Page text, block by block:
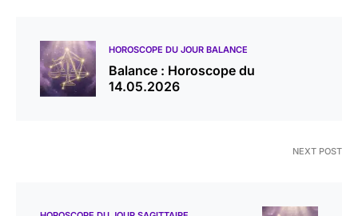
HOROSCOPE DU JOUR BALANCE
Balance : Horoscope du
14.05.2026
NEXT POST